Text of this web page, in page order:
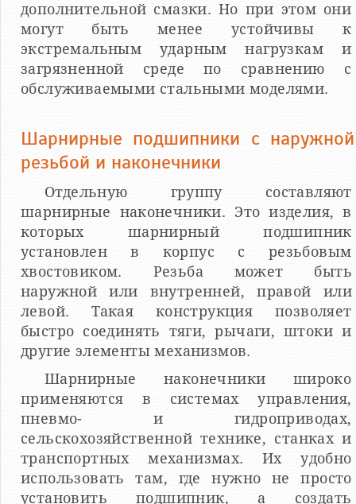
дополнительной смазки. Но при этом они
могут быть менее устойчивы к
экстремальным ударным нагрузкам и
загрязненной среде по сравнению с
обслуживаемыми стальными моделями.
Шарнирные подшипники с наружной
резьбой и наконечники
Отдельную группу составляют
шарнирные наконечники. Это изделия, в
которых шарнирный подшипник
установлен в корпус с резьбовым
хвостовиком. Резьба может быть
наружной или внутренней, правой или
левой. Такая конструкция позволяет
быстро соединять тяги, рычаги, штоки и
другие элементы механизмов.
Шарнирные наконечники широко
применяются в системах управления,
пневмо- и гидроприводах,
сельскохозяйственной технике, станках и
транспортных механизмах. Их удобно
использовать там, где нужно не просто
установить подшипник, а создать